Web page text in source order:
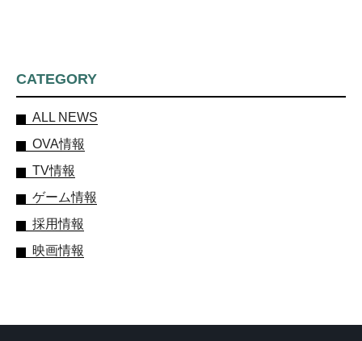
CATEGORY
ALL NEWS
OVA情報
TV情報
ゲーム情報
採用情報
映画情報